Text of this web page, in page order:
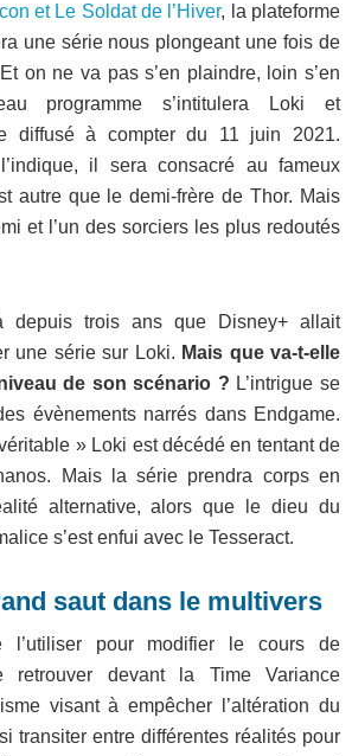
et Le Soldat de l’Hiver, la plateforme
une série nous plongeant une fois de
on ne va pas s’en plaindre, loin s’en
programme s’intitulera Loki et
diffusé à compter du 11 juin 2021.
il sera consacré au fameux
autre que le demi-frère de Thor. Mais
et l’un des sorciers les plus redoutés
depuis trois ans que Disney+ allait
une série sur Loki. Mais que va-t-elle
de son scénario ? L’intrigue se
évènements narrés dans Endgame.
» Loki est décédé en tentant de
Mais la série prendra corps en
alternative, alors que le dieu du
s’est enfui avec le Tesseract.
saut dans le multivers
l’utiliser pour modifier le cours de
retrouver devant la Time Variance
visant à empêcher l’altération du
transiter entre différentes réalités pour